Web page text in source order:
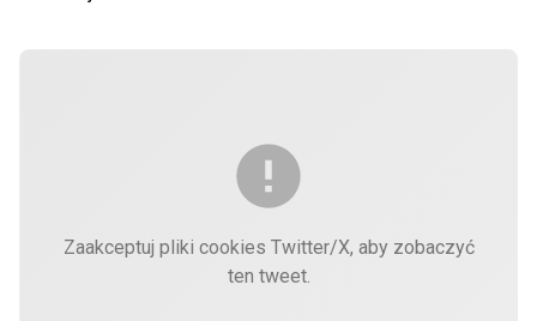
Zaakceptuj pliki cookies Twitter/X, aby zobaczyć
ten tweet.